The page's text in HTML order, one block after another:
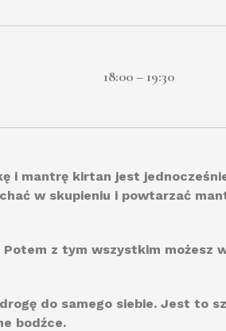
18:00 – 19:30
i mantrę kirtan jest
w skupieniu i powtarzać
Potem z tym wszystkim możesz
do samego siebie. Jest to
bodźce.